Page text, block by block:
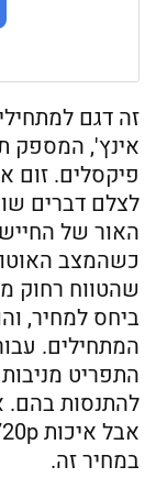
לצלם דברים
שהטווח רחוק
ביחס למחיר,
המתחילים.
התפריט
במחיר זה.